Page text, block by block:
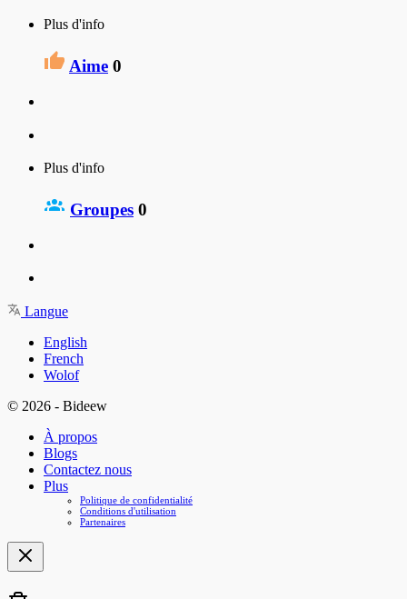
Plus d'info
Aime 0
Plus d'info
Groupes 0
Langue
English
French
Wolof
© 2026 - Bideew
À propos
Blogs
Contactez nous
Plus
Politique de confidentialité
Conditions d'utilisation
Partenaires